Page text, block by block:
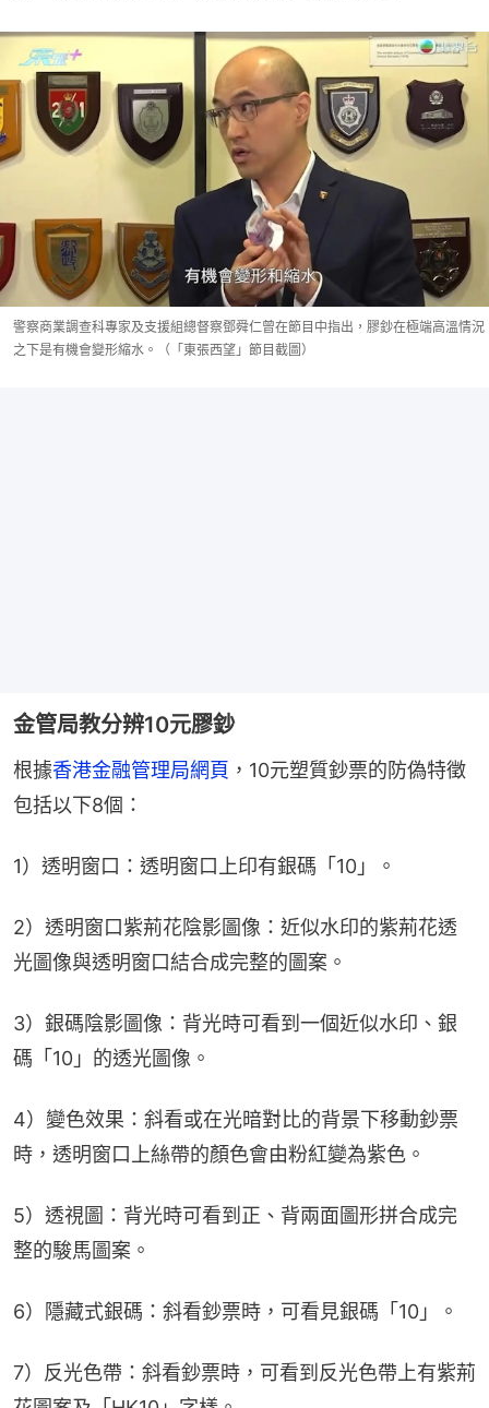
警察商業調查科專家及支援組總督察鄧舜仁曾在節目中指出，膠鈔在極端高溫情況
之下是有機會變形縮水。（「東張西望」節目截圖）
金管局教分辨10元膠鈔
根據香港金融管理局網頁 ，10元塑質鈔票的防偽特徵
包括以下8個：
1）透明窗口：透明窗口上印有銀碼「10」。
2）透明窗口紫荊花陰影圖像：近似水印的紫荊花透
光圖像與透明窗口結合成完整的圖案。
3）銀碼陰影圖像：背光時可看到一個近似水印、銀
碼「10」的透光圖像。
4）變色效果：斜看或在光暗對比的背景下移動鈔票
時，透明窗口上絲帶的顏色會由粉紅變為紫色。
5）透視圖：背光時可看到正、背兩面圖形拼合成完
整的駿馬圖案。
6）隱藏式銀碼：斜看鈔票時，可看見銀碼「10」。
7）反光色帶：斜看鈔票時，可看到反光色帶上有紫荊